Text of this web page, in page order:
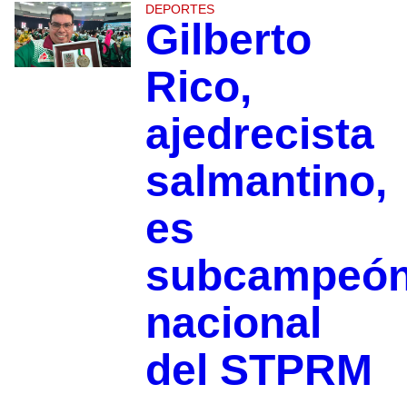
DEPORTES
Gilberto
Rico,
ajedrecista
salmantino,
es
nacional
del STPRM